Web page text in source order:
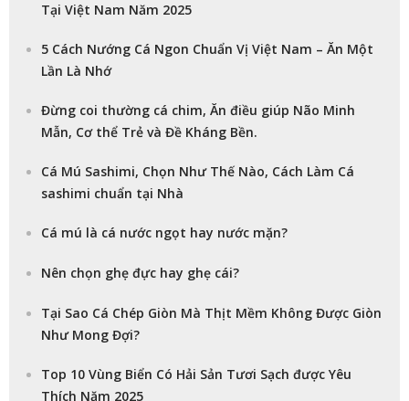
Tại Việt Nam Năm 2025
5 Cách Nướng Cá Ngon Chuẩn Vị Việt Nam – Ăn Một
Lần Là Nhớ
Đừng coi thường cá chim, Ăn điều giúp Não Minh
Mẫn, Cơ thể Trẻ và Đề Kháng Bền.
Cá Mú Sashimi, Chọn Như Thế Nào, Cách Làm Cá
sashimi chuẩn tại Nhà
Cá mú là cá nước ngọt hay nước mặn?
Nên chọn ghẹ đực hay ghẹ cái?
Tại Sao Cá Chép Giòn Mà Thịt Mềm Không Được Giòn
Như Mong Đợi?
Top 10 Vùng Biển Có Hải Sản Tươi Sạch được Yêu
Thích Năm 2025